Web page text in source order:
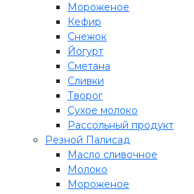
Мороженое
Кефир
Снежок
Йогурт
Сметана
Сливки
Творог
Сухое молоко
Рассольный продукт
Резной Палисад
Масло сливочное
Молоко
Мороженое